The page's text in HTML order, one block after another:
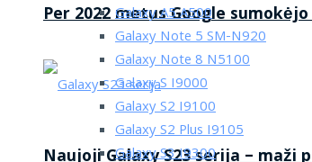
Per 2022 metus Google
Galaxy A5 A500
Galaxy Note 5 SM-N920
Galaxy Note 8 N5100
Galaxy S I9000
Galaxy S2 I9100
Galaxy S2 Plus I9105
Galaxy S3 I9300